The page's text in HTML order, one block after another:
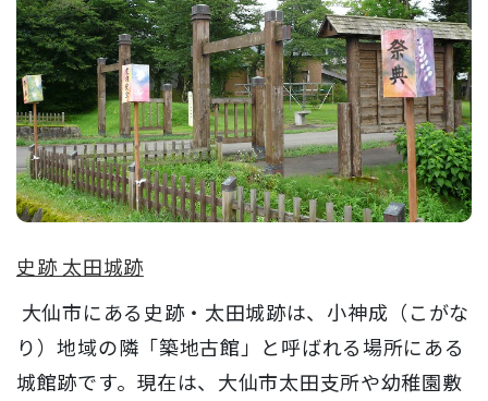
史跡 太田城跡
大仙市にある史跡・太田城跡は、小神成（こがな
り）地域の隣「築地古館」と呼ばれる場所にある
城館跡です。現在は、大仙市太田支所や幼稚園敷